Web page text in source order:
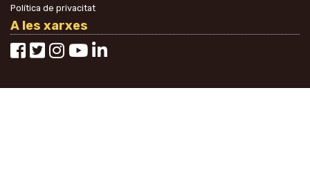
Política de privacitat
A les xarxes